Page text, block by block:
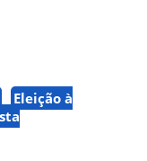
Eleição à